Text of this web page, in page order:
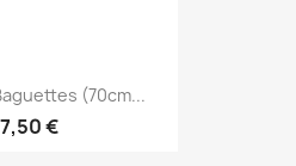
(70cm...
7,50 €